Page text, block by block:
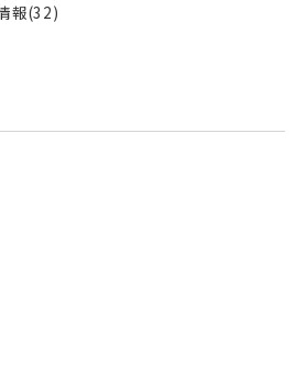
報(32)